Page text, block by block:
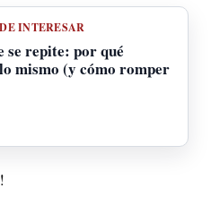
INTERESAR
se repite: por qué
mismo (y cómo romper